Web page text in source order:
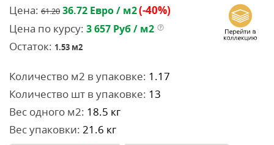
Цена: 61.20 36.72 Евро / м2(-40%)
Цена по курсу: 3 657 Руб / м2
Остаток: 1.53 м2
Количество м2 в упаковке: 1.17
Количество шт в упаковке: 13
Вес одного м2: 18.5 кг
Вес упаковки: 21.6 кг